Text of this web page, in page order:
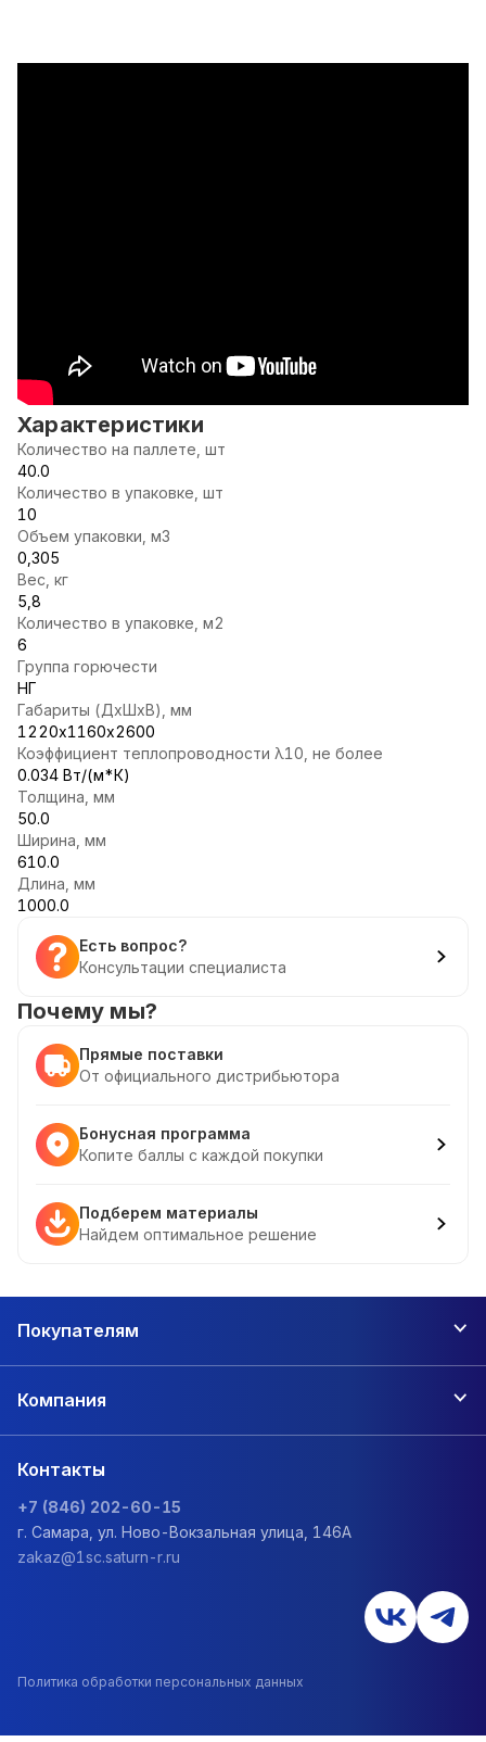
Характеристики
Количество на паллете, шт
40.0
Количество в упаковке, шт
10
Объем упаковки, м3
0,305
Вес, кг
5,8
Количество в упаковке, м2
6
Группа горючести
НГ
Габариты (ДхШхВ), мм
1220х1160х2600
Коэффициент теплопроводности λ10, не более
0.034 Вт/(м*К)
Толщина, мм
50.0
Ширина, мм
610.0
Длина, мм
1000.0
Есть вопрос?
Консультации специалиста
Почему мы?
Прямые поставки
От официального дистрибьютора
Бонусная программа
Копите баллы с каждой покупки
Подберем материалы
Найдем оптимальное решение
Покупателям
Компания
Контакты
+7 (846) 202-60-15
г. Самара, ул. Ново-Вокзальная улица, 146А
zakaz@1sc.saturn-r.ru
Политика обработки персональных данных